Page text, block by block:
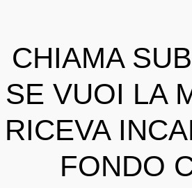
CHIAMA
SE VUOI LA
RICEVA
FONDO